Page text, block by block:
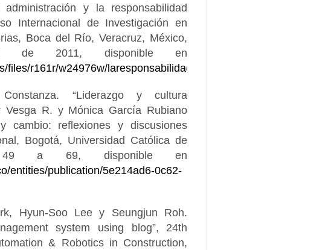
y la responsabilidad
Internacional de Investigación en
Boca del Río, Veracruz, México,
2011, disponible en
files/r161r/w24976w/
“Liderazgo y cultura
Vesga R. y Mónica García Rubiano
cambio: reflexiones y discusiones
Bogotá, Universidad Católica de
49 a 69, disponible en
entities/publication/5e214ad6-0c62-
Hyun-Soo Lee y Seungjun Roh.
system using blog”, 24th
& Robotics in Construction,